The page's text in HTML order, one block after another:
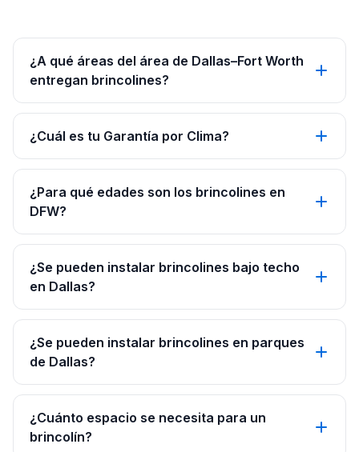
¿A qué áreas del área de Dallas–Fort Worth
entregan brincolines?
¿Cuál es tu Garantía por Clima?
¿Para qué edades son los brincolines en
DFW?
¿Se pueden instalar brincolines bajo techo
en Dallas?
¿Se pueden instalar brincolines en parques
de Dallas?
¿Cuánto espacio se necesita para un
brincolín?